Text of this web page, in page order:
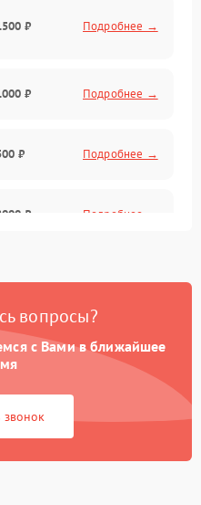
₽ Подробнее →
₽ Подробнее →
₽ Подробнее →
₽ Подробнее →
₽ Подробнее →
вопросы?
с Вами в ближайшее
звонок